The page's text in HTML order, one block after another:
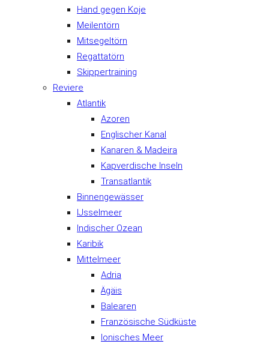
Hand gegen Koje
Meilentörn
Mitsegeltörn
Regattatörn
Skippertraining
Reviere
Atlantik
Azoren
Englischer Kanal
Kanaren & Madeira
Kapverdische Inseln
Transatlantik
Binnengewässer
IJsselmeer
Indischer Ozean
Karibik
Mittelmeer
Adria
Ägäis
Balearen
Französische Südküste
Ionisches Meer